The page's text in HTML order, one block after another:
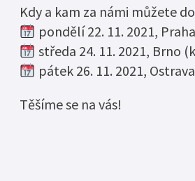
programy
dům
Certifikát
Nabídka
Kdy a kam za námi můžete
pondělí 22. 11. 2021,
středa 24. 11. 2021, Brno
pátek 26. 11. 2021,
Těšíme se na vás!